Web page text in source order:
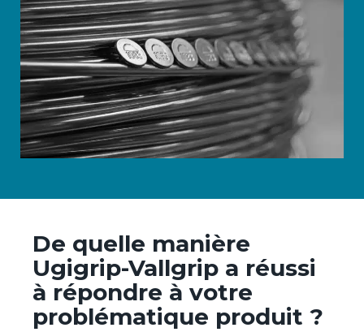
De quelle manière
Ugigrip-Vallgrip a réussi
à répondre à votre
problématique produit ?